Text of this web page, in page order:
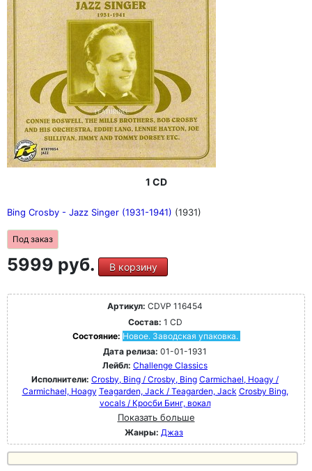
1 CD
Bing Crosby - Jazz Singer (1931-1941) (1931)
Под заказ
5999 руб. В корзину
Артикул: CDVP 116454
Состав: 1 CD
Состояние: Новое. Заводская упаковка.
Дата релиза: 01-01-1931
Лейбл: Challenge Classics
Исполнители: Crosby, Bing / Crosby, Bing Carmichael, Hoagy /
Carmichael, Hoagy Teagarden, Jack / Teagarden, Jack Crosby Bing,
vocals / Кросби Бинг, вокал
Показать больше
Жанры: Джаз